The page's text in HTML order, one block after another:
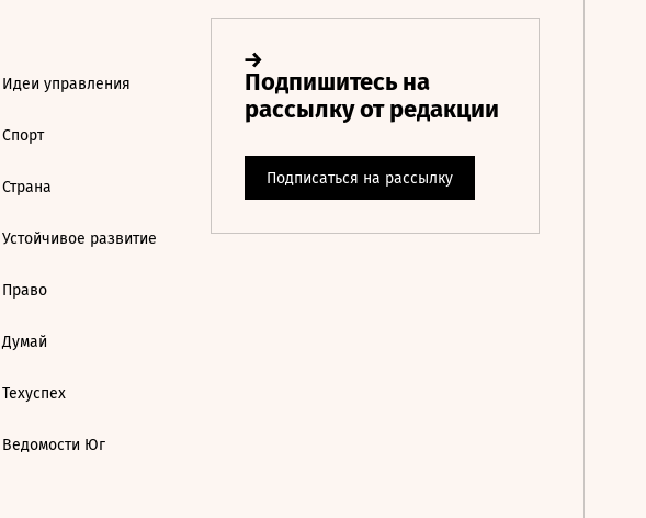
Идеи управления
Спорт
Страна
Устойчивое развитие
Право
Думай
Техуспех
Ведомости Юг